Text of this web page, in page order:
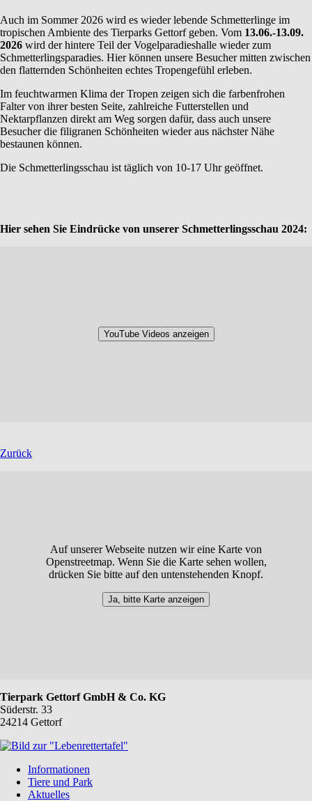
Auch im Sommer 2026 wird es wieder lebende Schmetterlinge im
tropischen Ambiente des Tierparks Gettorf geben. Vom 13.06.-13.09.
2026 wird der hintere Teil der Vogelparadieshalle wieder zum
Schmetterlingsparadies. Hier können unsere Besucher mitten zwischen
den flatternden Schönheiten echtes Tropengefühl erleben.
Im feuchtwarmen Klima der Tropen zeigen sich die farbenfrohen
Falter von ihrer besten Seite, zahlreiche Futterstellen und
Nektarpflanzen direkt am Weg sorgen dafür, dass auch unsere
Besucher die filigranen Schönheiten wieder aus nächster Nähe
bestaunen können.
Die Schmetterlingsschau ist täglich von 10-17 Uhr geöffnet.
Hier sehen Sie Eindrücke von unserer Schmetterlingsschau 2024:
YouTube Videos anzeigen
Zurück
Auf unserer Webseite nutzen wir eine Karte von
Openstreetmap. Wenn Sie die Karte sehen wollen,
drücken Sie bitte auf den untenstehenden Knopf.
Ja, bitte Karte anzeigen
Tierpark Gettorf GmbH & Co. KG
Süderstr. 33
24214 Gettorf
Navigation
überspringen
Informationen
Tiere und Park
Aktuelles